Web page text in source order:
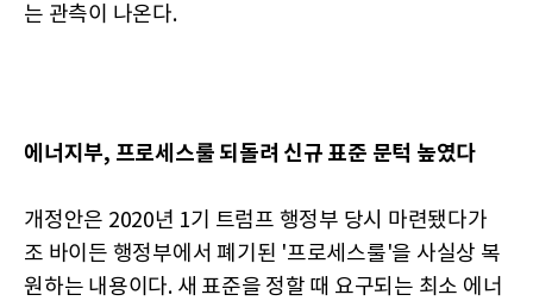
는 관측이 나온다.
에너지부, 프로세스룰 되돌려 신규 표준 문턱 높였다
개정안은 2020년 1기 트럼프 행정부 당시 마련됐다가
조 바이든 행정부에서 폐기된 '프로세스룰'을 사실상 복
원하는 내용이다. 새 표준을 정할 때 요구되는 최소 에너